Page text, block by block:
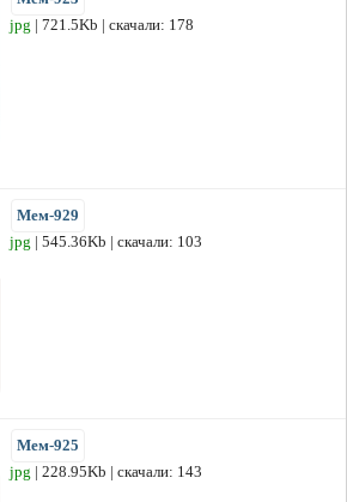
jpg | 721.5Kb | скачали: 178
Мем-929
jpg | 545.36Kb | скачали: 103
Мем-925
jpg | 228.95Kb | скачали: 143